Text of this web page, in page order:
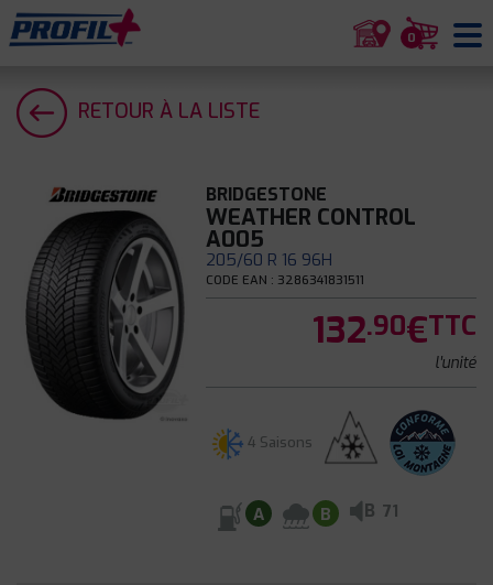
0
RETOUR À LA LISTE
BRIDGESTONE
WEATHER CONTROL
A005
205/60 R 16 96H
CODE EAN : 3286341831511
132.90€TTC
l'unité
4 Saisons
A B B 71